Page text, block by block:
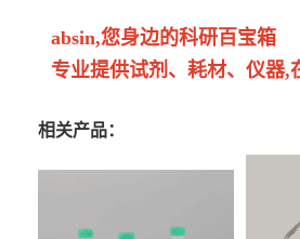
absin,您身边的科研百宝箱
专业提供试剂、耗材、仪器
相关产品：